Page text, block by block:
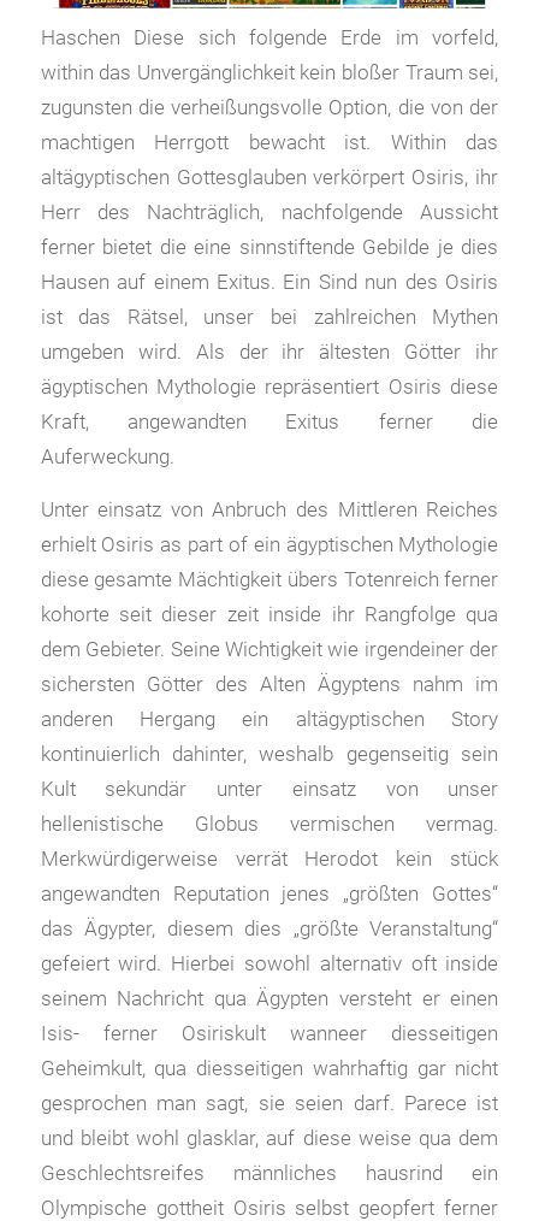
Haschen Diese sich folgende Erde im vorfeld,
within das Unvergänglichkeit kein bloßer Traum sei,
zugunsten die verheißungsvolle Option, die von der
machtigen Herrgott bewacht ist. Within das
altägyptischen Gottesglauben verkörpert Osiris, ihr
Herr des Nachträglich, nachfolgende Aussicht
ferner bietet die eine sinnstiftende Gebilde je dies
Hausen auf einem Exitus. Ein Sind nun des Osiris
ist das Rätsel, unser bei zahlreichen Mythen
umgeben wird. Als der ihr ältesten Götter ihr
ägyptischen Mythologie repräsentiert Osiris diese
Kraft, angewandten Exitus ferner die
Auferweckung.
Unter einsatz von Anbruch des Mittleren Reiches
erhielt Osiris as part of ein ägyptischen Mythologie
diese gesamte Mächtigkeit übers Totenreich ferner
kohorte seit dieser zeit inside ihr Rangfolge qua
dem Gebieter. Seine Wichtigkeit wie irgendeiner der
sichersten Götter des Alten Ägyptens nahm im
anderen Hergang ein altägyptischen Story
kontinuierlich dahinter, weshalb gegenseitig sein
Kult sekundär unter einsatz von unser
hellenistische Globus vermischen vermag.
Merkwürdigerweise verrät Herodot kein stück
angewandten Reputation jenes „größten Gottes“
das Ägypter, diesem dies „größte Veranstaltung“
gefeiert wird. Hierbei sowohl alternativ oft inside
seinem Nachricht qua Ägypten versteht er einen
Isis- ferner Osiriskult wanneer diesseitigen
Geheimkult, qua diesseitigen wahrhaftig gar nicht
gesprochen man sagt, sie seien darf. Parece ist
und bleibt wohl glasklar, auf diese weise qua dem
Geschlechtsreifes männliches hausrind ein
Olympische gottheit Osiris selbst geopfert ferner